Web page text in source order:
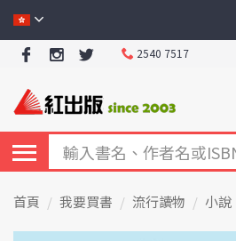
2540 7517
首頁 我要買書 流行讀物 小說